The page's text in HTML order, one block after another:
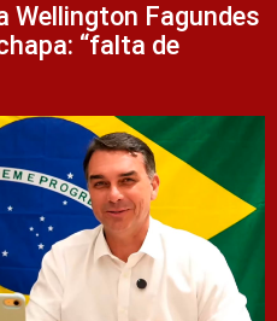
Fagundes
“falta de